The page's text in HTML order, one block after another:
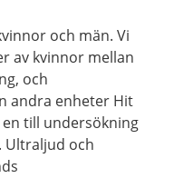
och män. Vi
av kvinnor mellan
och
andra enheter Hit
till undersökning
Ultraljud och